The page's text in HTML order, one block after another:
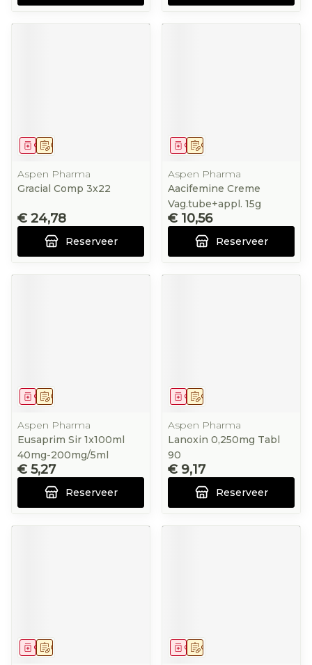
Op voorschrift
Geneesmiddel
Aspen Pharma
Gracial Comp 3x22
€ 24,78
Reserveer
Op voorschrift
Geneesmiddel
Aspen Pharma
Aacifemine Creme
Vag.tube+appl. 15g
€ 10,56
Reserveer
Op voorschrift
Geneesmiddel
Aspen Pharma
Eusaprim Sir 1x100ml
40mg-200mg/5ml
€ 5,27
Reserveer
Op voorschrift
Geneesmiddel
Aspen Pharma
Lanoxin 0,250mg Tabl
90
€ 9,17
Reserveer
Op voorschrift
Geneesmiddel Op voorschrift
Geneesmiddel